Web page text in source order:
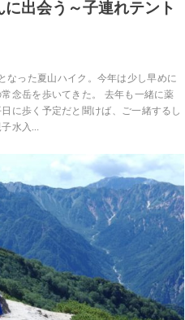
出会う～子連れテント
なった夏山ハイク。今年は少し早めに
念岳を歩いてきた。 去年も一緒に薬
に歩く予定だと聞けば、ご一緒するし
水入…